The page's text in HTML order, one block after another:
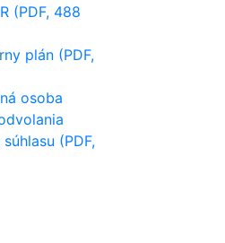
(PDF, 488
plán (PDF,
osoba
(PDF,